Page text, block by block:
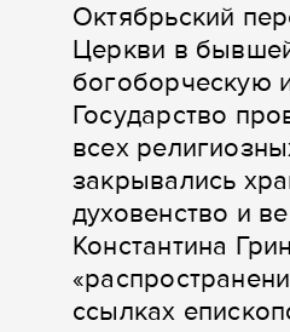
Октябрьский
Церкви в
богоборческую
Государство
всех
закрывались
духовенство и
Константина
ссылках